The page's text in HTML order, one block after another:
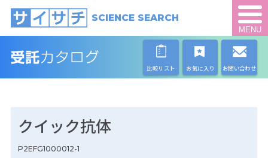
SCIENCE SEARCH
MENU
比較リスト お気に入り お問い合わせ
クイック抗体
P2EFG1000012-1